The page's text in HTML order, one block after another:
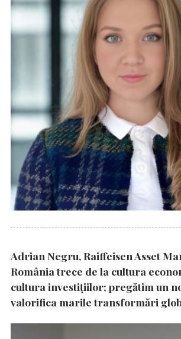
Adrian Negru, Raiffeisen Asset
România trece de la cultura
cultura investițiilor; pregătim un
valorifica marile transformări